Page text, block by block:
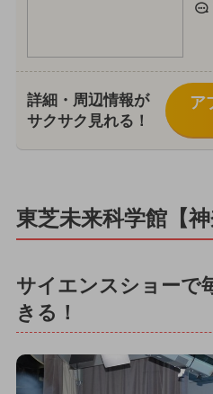
詳細・周辺情報が
サクサク見れる！
ア
東芝未来科学館【神
サイエンスショーで
きる！